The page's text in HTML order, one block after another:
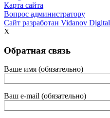
Карта сайта
Вопрос администратору
Сайт разработан Vidanov Digital
X
Обратная связь
Ваше имя (обязательно)
Ваш e-mail (обязательно)